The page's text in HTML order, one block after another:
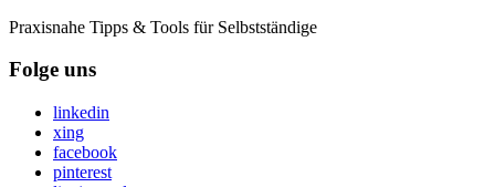
Praxisnahe Tipps & Tools für Selbstständige
Folge uns
linkedin
xing
facebook
pinterest